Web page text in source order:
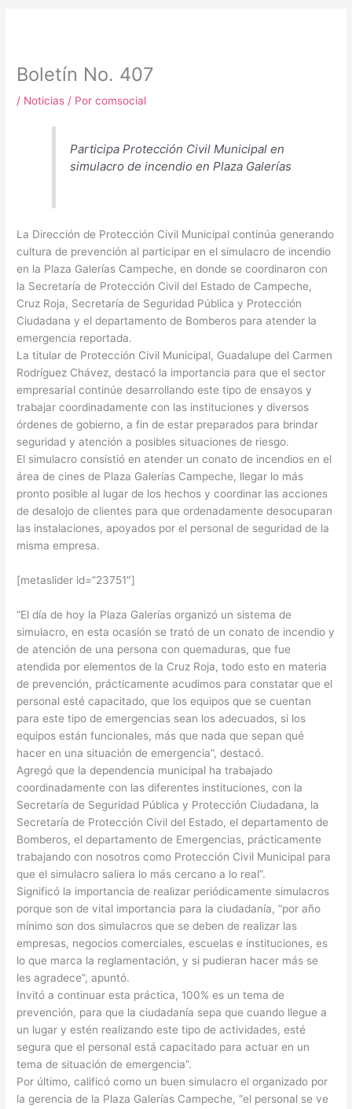
Boletín No. 407
/ Noticias / Porcomsocial
Participa Protección Civil Municipal en
simulacro de incendio en Plaza Galerías
La Dirección de Protección Civil Municipal continúa generando
cultura de prevención al participar en el simulacro de incendio
en la Plaza Galerías Campeche, en donde se coordinaron con
la Secretaría de Protección Civil del Estado de Campeche,
Cruz Roja, Secretaría de Seguridad Pública y Protección
Ciudadana y el departamento de Bomberos para atender la
emergencia reportada.
La titular de Protección Civil Municipal, Guadalupe del Carmen
Rodríguez Chávez, destacó la importancia para que el sector
empresarial continúe desarrollando este tipo de ensayos y
trabajar coordinadamente con las instituciones y diversos
órdenes de gobierno, a fin de estar preparados para brindar
seguridad y atención a posibles situaciones de riesgo.
El simulacro consistió en atender un conato de incendios en el
área de cines de Plaza Galerías Campeche, llegar lo más
pronto posible al lugar de los hechos y coordinar las acciones
de desalojo de clientes para que ordenadamente desocuparan
las instalaciones, apoyados por el personal de seguridad de la
misma empresa.
[metaslider id=”23751″]
“El día de hoy la Plaza Galerías organizó un sistema de
simulacro, en esta ocasión se trató de un conato de incendio y
de atención de una persona con quemaduras, que fue
atendida por elementos de la Cruz Roja, todo esto en materia
de prevención, prácticamente acudimos para constatar que el
personal esté capacitado, que los equipos que se cuentan
para este tipo de emergencias sean los adecuados, si los
equipos están funcionales, más que nada que sepan qué
hacer en una situación de emergencia”, destacó.
Agregó que la dependencia municipal ha trabajado
coordinadamente con las diferentes instituciones, con la
Secretaría de Seguridad Pública y Protección Ciudadana, la
Secretaría de Protección Civil del Estado, el departamento de
Bomberos, el departamento de Emergencias, prácticamente
trabajando con nosotros como Protección Civil Municipal para
que el simulacro saliera lo más cercano a lo real”.
Significó la importancia de realizar periódicamente simulacros
porque son de vital importancia para la ciudadanía, “por año
mínimo son dos simulacros que se deben de realizar las
empresas, negocios comerciales, escuelas e instituciones, es
lo que marca la reglamentación, y si pudieran hacer más se
les agradece”, apuntó.
Invitó a continuar esta práctica, 100% es un tema de
prevención, para que la ciudadanía sepa que cuando llegue a
un lugar y estén realizando este tipo de actividades, esté
segura que el personal está capacitado para actuar en un
tema de situación de emergencia”.
Por último, calificó como un buen simulacro el organizado por
la gerencia de la Plaza Galerías Campeche, “el personal se ve